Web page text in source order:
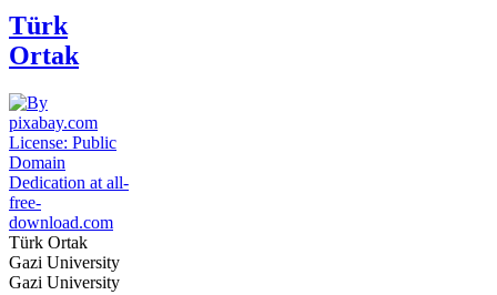
Türk
Ortak
Türk Ortak
Gazi University
Gazi University